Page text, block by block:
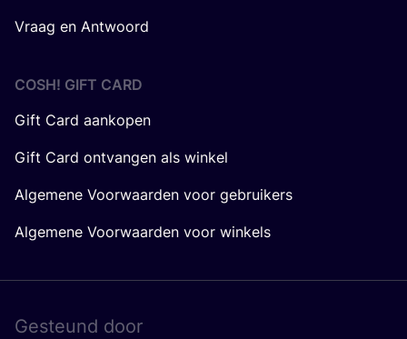
Vraag en Antwoord
COSH! GIFT CARD
Gift Card aankopen
Gift Card ontvangen als winkel
Algemene Voorwaarden voor gebruikers
Algemene Voorwaarden voor winkels
Gesteund door